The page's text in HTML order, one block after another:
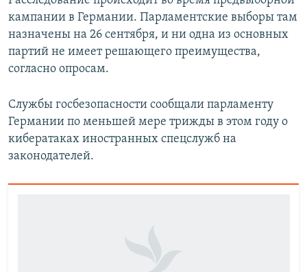
кампании в Германии. Парламентские выборы там
назначены на 26 сентября, и ни одна из основных
партий не имеет решающего преимущества,
согласно опросам.
Службы госбезопасности сообщали парламенту
Германии по меньшей мере трижды в этом году о
кибератаках иностранных спецслужб на
законодателей.